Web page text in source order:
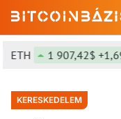
1 907,42$ +1,69%
KERESKEDELEM